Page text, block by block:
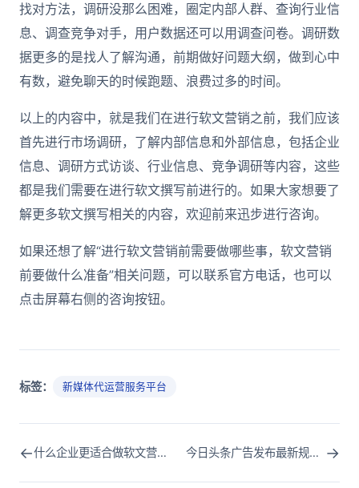
找对方法，调研没那么困难，圈定内部人群、查询行业信
息、调查竞争对手，用户数据还可以用调查问卷。调研数
据更多的是找人了解沟通，前期做好问题大纲，做到心中
有数，避免聊天的时候跑题、浪费过多的时间。
以上的内容中，就是我们在进行软文营销之前，我们应该
首先进行市场调研，了解内部信息和外部信息，包括企业
信息、调研方式访谈、行业信息、竞争调研等内容，这些
都是我们需要在进行软文撰写前进行的。如果大家想要了
解更多软文撰写相关的内容，欢迎前来迅步进行咨询。
如果还想了解“进行软文营销前需要做哪些事，软文营销
前要做什么准备”相关问题，可以联系官方电话，也可以
点击屏幕右侧的咨询按钮。
标签： 新媒体代运营服务平台
← 什么企业更适合做软文营销推广，适合做软文营销推广的企业类型 今日头条广告发布最新规范，今日头条广告发布规则分析 →